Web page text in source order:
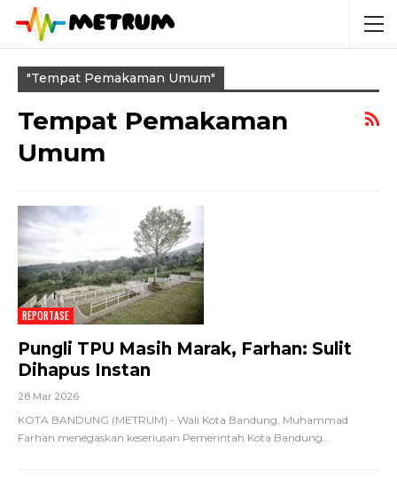
"tempat Pemakaman Umum"
Tempat Pemakaman
Umum
REPORTASE
Pungli TPU Masih Marak, Farhan: Sulit
Dihapus Instan
28 Mar 2026
KOTA BANDUNG (METRUM) - Wali Kota Bandung, Muhammad
Farhan menegaskan keseriusan Pemerintah Kota Bandung…